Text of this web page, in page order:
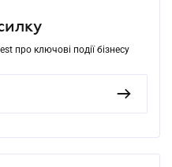
про ключові події бізнесу